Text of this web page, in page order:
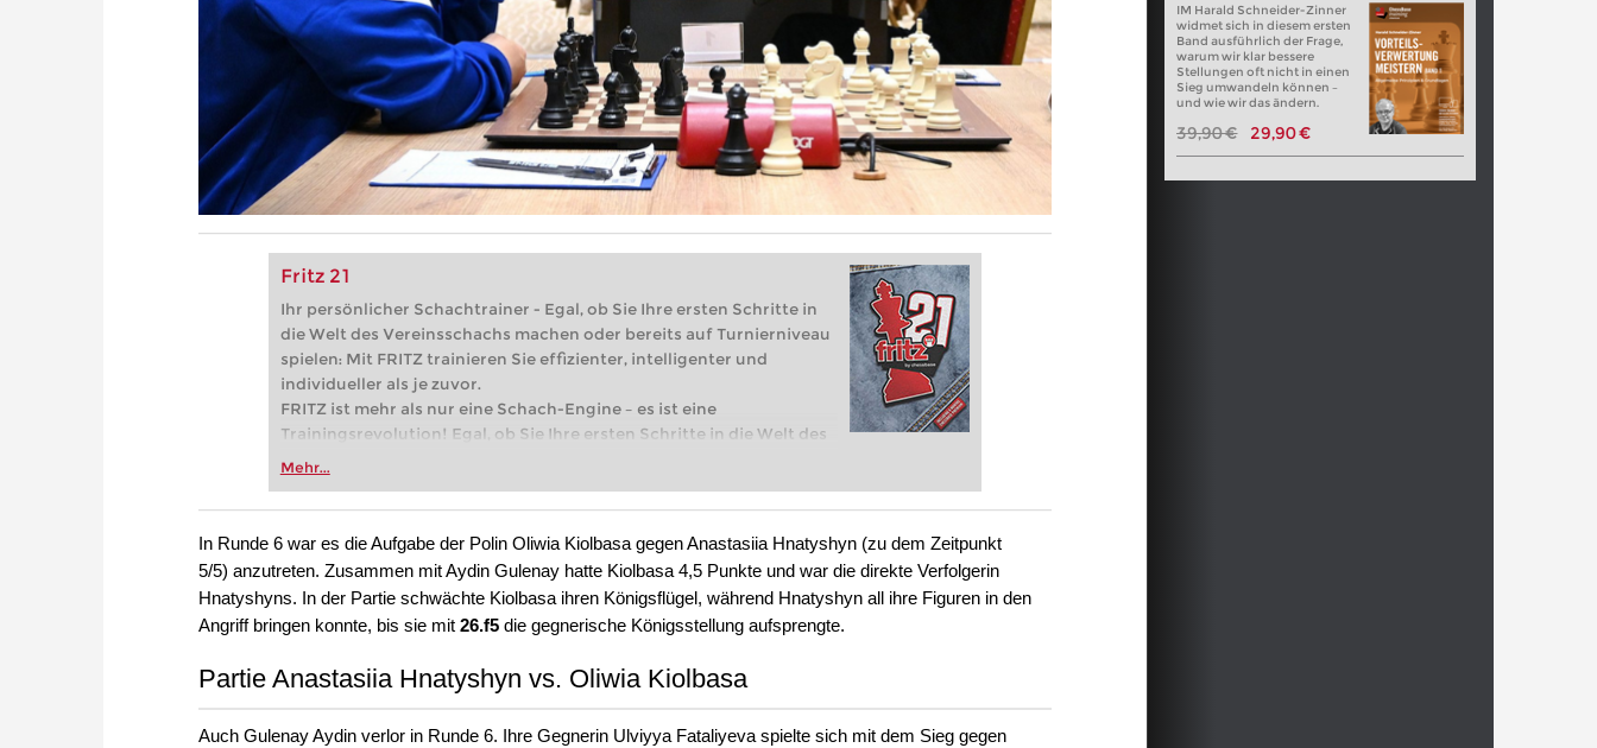
Fritz 21
Ihr persönlicher Schachtrainer - Egal, ob Sie Ihre ersten Schritte in
die Welt des Vereinsschachs machen oder bereits auf Turnierniveau
spielen: Mit FRITZ trainieren Sie effizienter, intelligenter und
individueller als je zuvor.
FRITZ ist mehr als nur eine Schach-Engine – es ist eine
Trainingsrevolution! Egal, ob Sie Ihre ersten Schritte in die Welt des
Vereinsschachs machen oder bereits auf Turnierniveau spielen: Mit
zuvor.
Mehr...
IM Harald Schneider-Zinner
widmet sich in diesem ersten
Band ausführlich der Frage,
warum wir klar bessere
Stellungen oft nicht in einen
Sieg umwandeln können –
und wie wir das ändern.
39,90 € 29,90 €
In Runde 6 war es die Aufgabe der Polin Oliwia Kiolbasa gegen Anastasiia Hnatyshyn (zu dem Zeitpunkt
5/5) anzutreten. Zusammen mit Aydin Gulenay hatte Kiolbasa 4,5 Punkte und war die direkte Verfolgerin
Hnatyshyns. In der Partie schwächte Kiolbasa ihren Königsflügel, während Hnatyshyn all ihre Figuren in den
Angriff bringen konnte, bis sie mit 26.f5 die gegnerische Königsstellung aufsprengte.
Partie Anastasiia Hnatyshyn vs. Oliwia Kiolbasa
Auch Gulenay Aydin verlor in Runde 6. Ihre Gegnerin Ulviyya Fataliyeva spielte sich mit dem Sieg gegen